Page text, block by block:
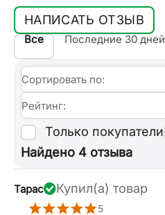
НАПИСАТЬ ОТЗЫВ
Все Последние 30 дней
Сортировать по:
Рейтинг:
Только покупатели
Найдено 4 отзыва
Тарас Купил(а) товар
5